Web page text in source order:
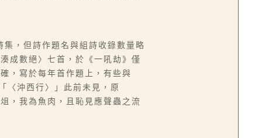
，但詩作題名與組詩收錄數量略
成數絕〉七首，於《一吼劫》僅
，寫於每年首作題上，有些與
〈沖西行〉」此前未見，原
，我為魚肉，且恥見應聲蟲之流